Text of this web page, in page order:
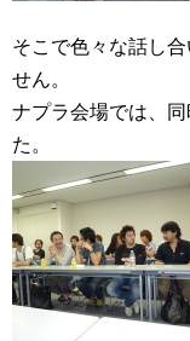
そこで色々な話し
せん。
ナプラ会場では、
た。